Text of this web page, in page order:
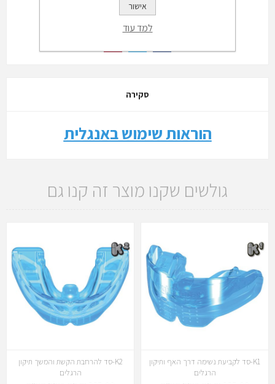
סקירה
הוראות שימוש באנגלית
גולשים שקנו מוצר זה קנו גם
K1-סד לקביעת נשימה דרך האף ותיקון
הרגלים
K2-סד להרחבת הקשת והמשך תיקון
הרגלים
אישור
למד עוד